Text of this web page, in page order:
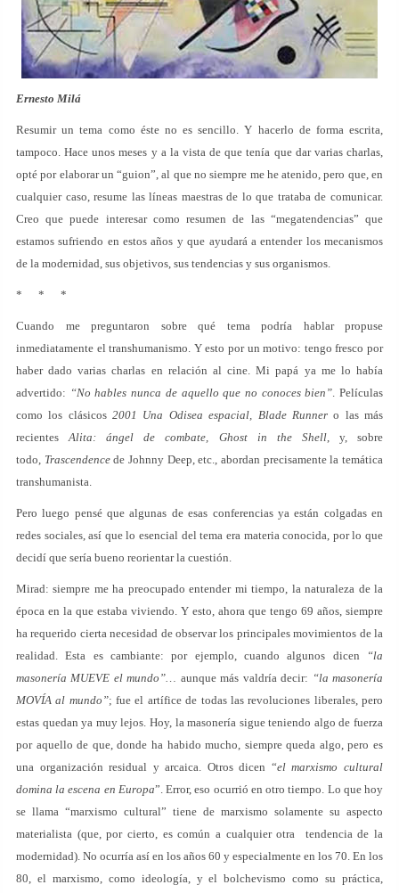
Ernesto Milá
Resumir un tema como éste no es sencillo. Y hacerlo de forma escrita,
tampoco. Hace unos meses y a la vista de que tenía que dar varias charlas,
opté por elaborar un “guion”, al que no siempre me he atenido, pero que, en
cualquier caso, resume las líneas maestras de lo que trataba de comunicar.
Creo que puede interesar como resumen de las “megatendencias” que
estamos sufriendo en estos años y que ayudará a entender los mecanismos
de la modernidad, sus objetivos, sus tendencias y sus organismos.
* * *
Cuando me preguntaron sobre qué tema podría hablar propuse
inmediatamente el transhumanismo. Y esto por un motivo: tengo fresco por
haber dado varias charlas en relación al cine. Mi papá ya me lo había
advertido: “No hables nunca de aquello que no conoces bien”. Películas
como los clásicos2001 Una Odisea espacial, Blade Runnero las más
recientesAlita: ángel de combate, Ghost in the Shell, y, sobre
todo, Trascendencede Johnny Deep, etc., abordan precisamente la temática
transhumanista.
Pero luego pensé que algunas de esas conferencias ya están colgadas en
redes sociales, así que lo esencial del tema era materia conocida, por lo que
decidí que sería bueno reorientar la cuestión.
Mirad: siempre me ha preocupado entender mi tiempo, la naturaleza de la
época en la que estaba viviendo. Y esto, ahora que tengo 69 años, siempre
ha requerido cierta necesidad de observar los principales movimientos de la
realidad. Esta es cambiante: por ejemplo, cuando algunos dicen
“la
masonería MUEVE el mundo”… aunque más valdría decir: “la masonería
MOVÍA al mundo”; fue el artífice de todas las revoluciones liberales, pero
estas quedan ya muy lejos. Hoy, la masonería sigue teniendo algo de fuerza
por aquello de que, donde ha habido mucho, siempre queda algo, pero es
una organización residual y arcaica. Otros dicen “el marxismo cultural
domina la escena en Europa”. Error, eso ocurrió en otro tiempo. Lo que hoy
se llama “marxismo cultural” tiene de marxismo solamente su aspecto
materialista (que, por cierto, es común a cualquier otra tendencia de la
modernidad). No ocurría así en los años 60 y especialmente en los 70. En los
80, el marxismo, como ideología, y el bolchevismo como su práctica,